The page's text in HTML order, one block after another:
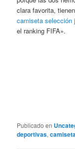
clara favorita,
camiseta selección
el ranking FIFA».
Publicado en
deportivas,